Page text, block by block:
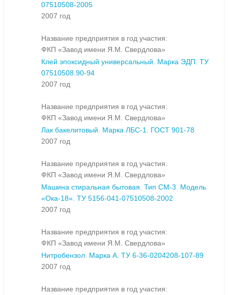
07510508-2005
2007 год
Название предприятия в год участия:
ФКП «Завод имени Я.М. Свердлова»
Клей эпоксидный универсальный. Марка ЭДП. ТУ
07510508.90-94
2007 год
Название предприятия в год участия:
ФКП «Завод имени Я.М. Свердлова»
Лак бакелитовый. Марка ЛБС-1. ГОСТ 901-78
2007 год
Название предприятия в год участия:
ФКП «Завод имени Я.М. Свердлова»
Машина стиральная бытовая. Тип СМ-3. Модель
«Ока-18». ТУ 5156-041-07510508-2002
2007 год
Название предприятия в год участия:
ФКП «Завод имени Я.М. Свердлова»
Нитробензол. Марка А. ТУ 6-36-0204208-107-89
2007 год
Название предприятия в год участия: